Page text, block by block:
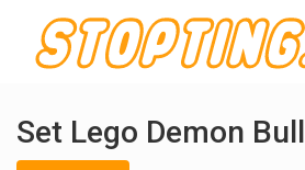
Set Lego Demon